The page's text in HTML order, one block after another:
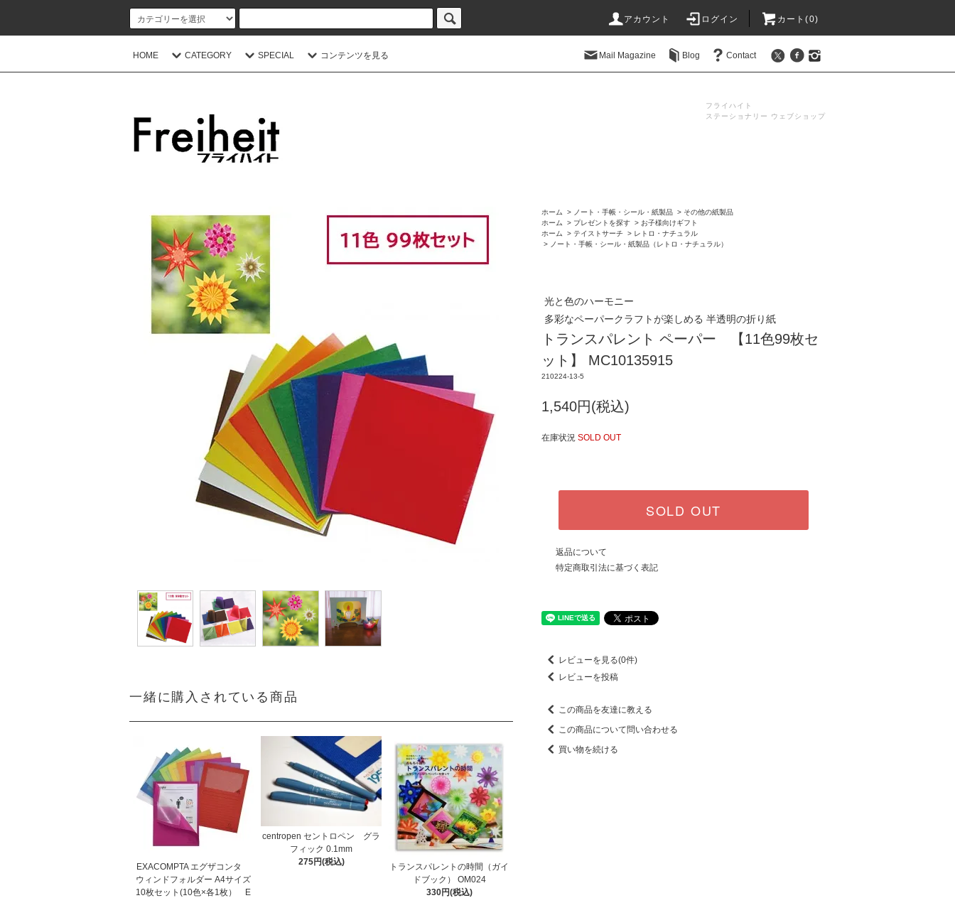
アカウント ログイン カート(0)
HOME CATEGORY SPECIAL コンテンツを見る Mail Magazine Blog Contact
フライハイト
ステーショナリー ウェブショップ
一緒に購入されている商品
EXACOMPTA エグザコンタ
ウィンドフォルダー A4サイズ
10枚セット(10色×各1枚） E
centropen セントロペン グラ
フィック 0.1mm
275円(税込)
トランスパレントの時間（ガイ
ドブック） OM024
330円(税込)
ホーム > ノート・手帳・シール・紙製品 > その他の紙製品
ホーム
> プレゼントを探す > お子様向けギフト
ホーム
> テイストサーチ > レトロ・ナチュラル
> ノート・手帳・シール・紙製品（レトロ・ナチュラル）
光と色のハーモニー
多彩なペーパークラフトが楽しめる 半透明の折り紙
トランスパレント ペーパー 【11色99枚セ
ット】 MC10135915
210224-13-5
1,540円(税込)
在庫状況 SOLD OUT
SOLD OUT
返品について
特定商取引法に基づく表記
レビューを見る(0件)
レビューを投稿
この商品を友達に教える
この商品について問い合わせる
買い物を続ける